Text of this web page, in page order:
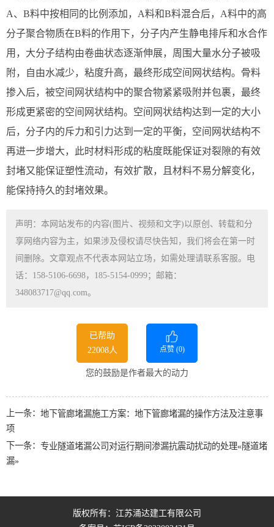
A、B料中按相同的比例添加，A料和B料混合后，A料中的高
分子聚合物质在B料的作用下，分子内产生静电排斥和水合作
用，大分子结构由卷曲状态逐渐伸展，周围大量水分子被吸
附，自由水减少，粘度升高，最终形成空间网状结构。骨料
掺入后，被空间网状结构中的聚合物紧紧吸附并包裹，最终
形成更紧密的空间网状结构。空间网状结构达到一定的大小
后，分子内的斥力和引力达到一定的平衡，空间网状结构不
再进一步增大，此时材料形成的粘度既能保证对裂隙的有效
封堵又能保证塑性流动，有效扩散，且材料不易分解变化，
能保持持久的封堵效果。
声明：本网站发布的内容(图片、视频和文字)以原创、转载和分
享网络内容为主，如果涉及侵权请尽快告知，我们将会在第一时
间删除。文章观点不代表本网站立场，如需处理请联系客服。电
话：158-5106-6698，185-5154-0999；邮箱：
348083717@qq.com。
已帮助
22008人
点赞 (0)
您的鼓励是作者最大的动力
上一条： 地下管廊堵漏施工方案：地下管廊堵漏的操作方法及注意事
项
下一条： 专业隧道堵漏公司对运行期间渗漏抗震动扰动的处理«隧道堵
漏»
版权所有：江苏涌达建工有限公司